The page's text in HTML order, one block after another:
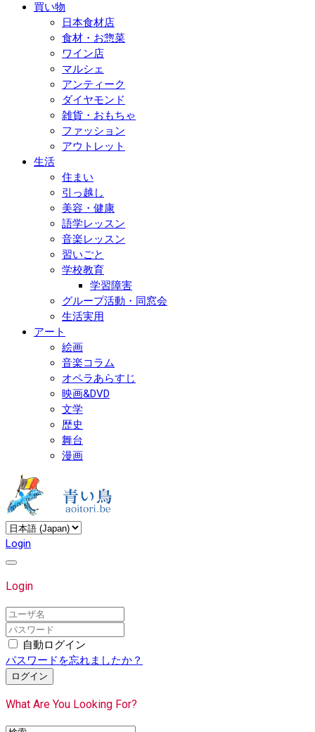
買い物
日本食材店
食材・お惣菜
ワイン店
マルシェ
アンティーク
ダイヤモンド
雑貨・おもちゃ
ファッション
アウトレット
生活
住まい
引っ越し
美容・健康
語学レッスン
音楽レッスン
習いごと
学校教育
学習障害
グループ活動・同窓会
生活実用
アート
絵画
音楽コラム
オペラあらすじ
映画&DVD
文学
歴史
舞台
漫画
Login
Login
自動ログイン
パスワードを忘れましたか？
ログイン
What Are You Looking For?